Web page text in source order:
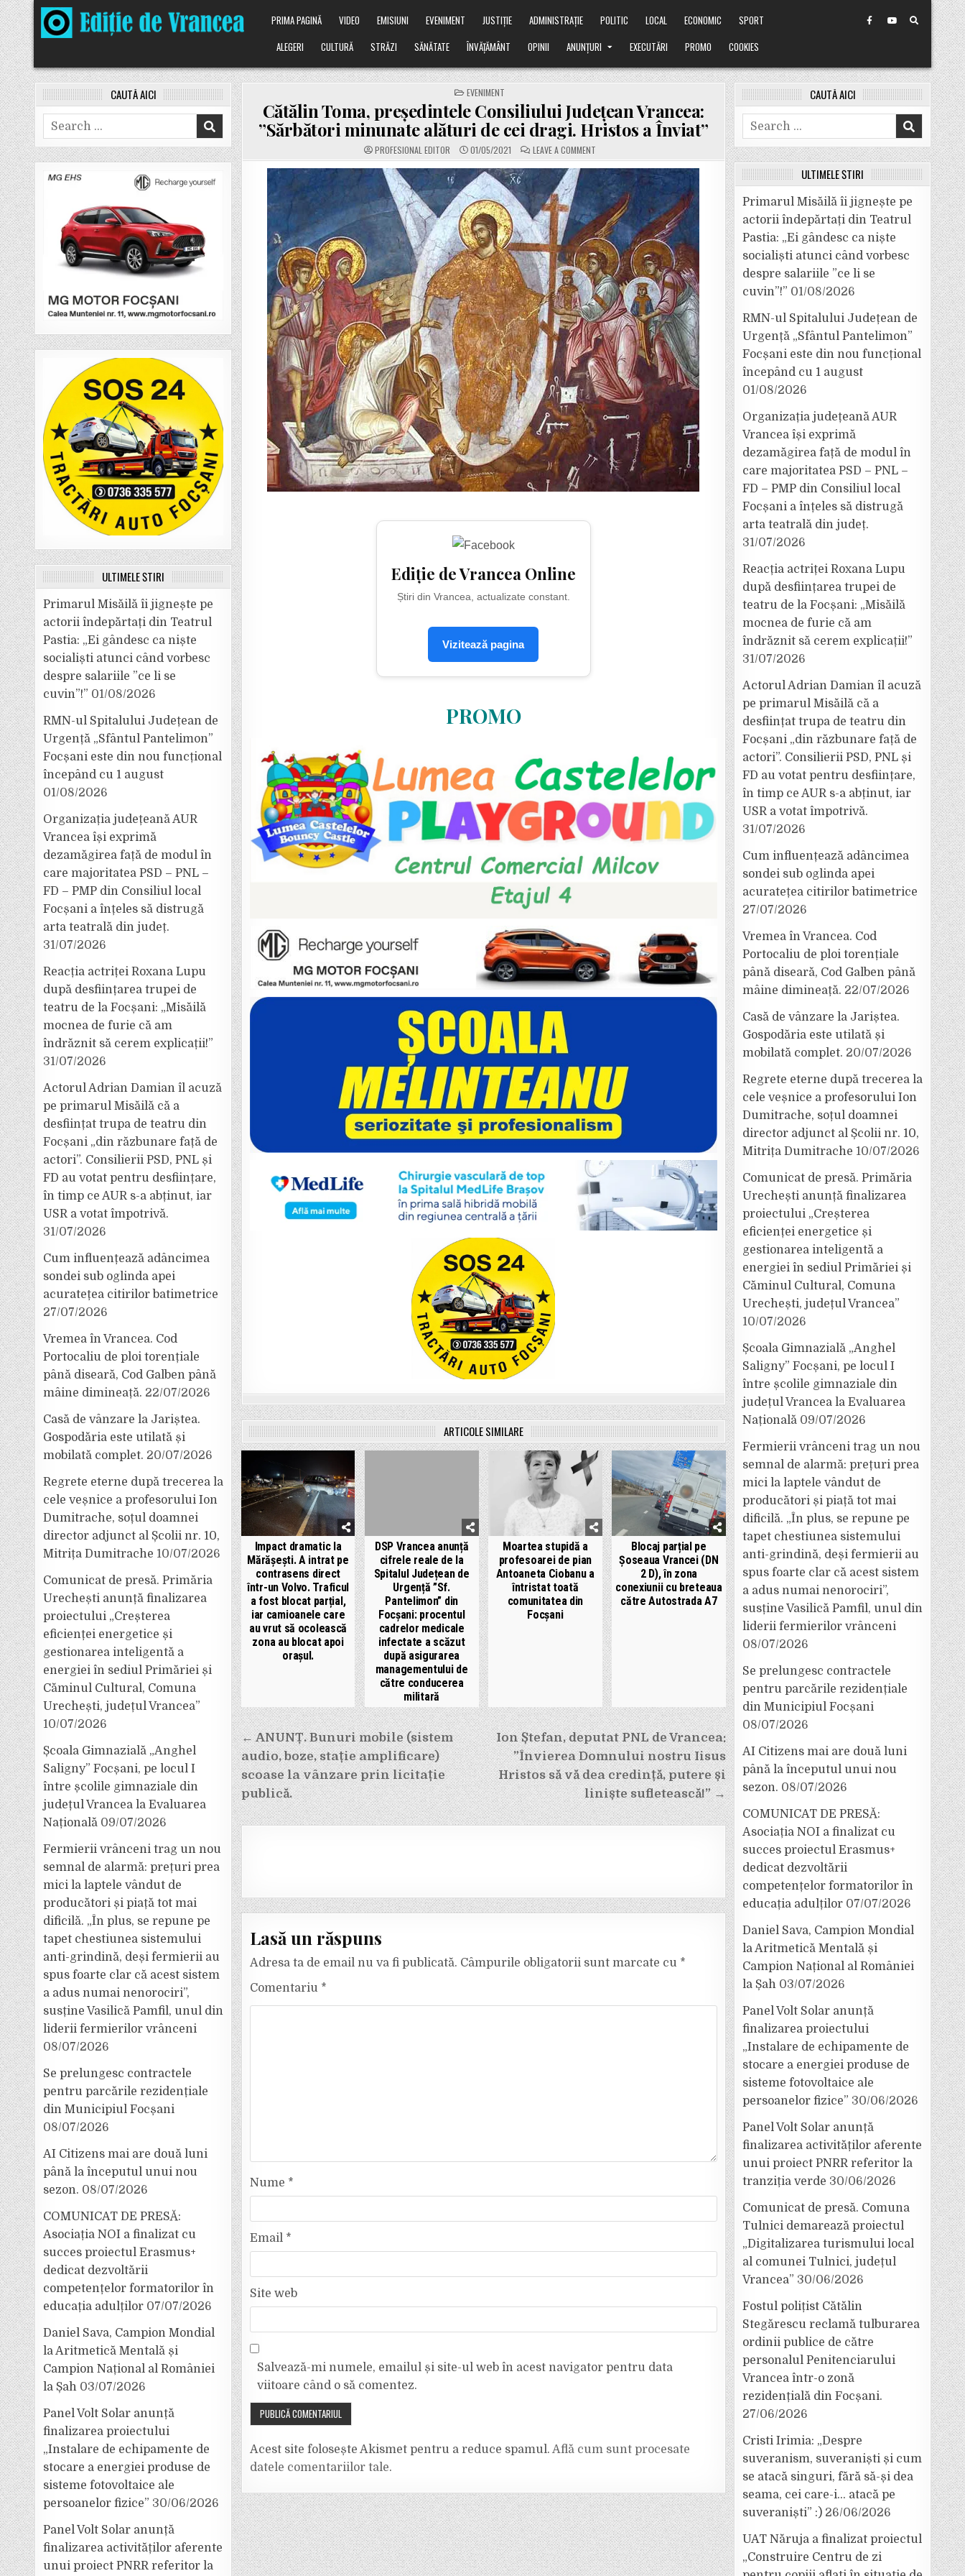
Skip
to
content
PRIMA PAGINĂ VIDEO EMISIUNI EVENIMENT JUSTIȚIE ADMINISTRAȚIE POLITIC LOCAL ECONOMIC
SPORT
ALEGERI
CULTURĂ STRĂZI SĂNĂTATE ÎNVĂȚĂMÂNT OPINII ANUNȚURI EXECUTĂRI PROMO COOKIES
POSTED
IN
EVENIMENT
Cătălin Toma, președintele Consiliului Județean Vrancea:
”Sărbători minunate alături de cei dragi. Hristos a Înviat”
PROFESIONAL EDITOR 01/05/2021 LEAVE A COMMENTON
CĂTĂLIN
TOMA,
PREȘEDINTELE
CONSILIULUI
JUDEȚEAN
VRANCEA:
”SĂRBĂTORI
MINUNATE
ALĂTURI
DE
CEI
DRAGI.
HRISTOS
A
ÎNVIAT”
Ediție de Vrancea Online
Știri din Vrancea, actualizate constant.
Vizitează pagina
PROMO
ARTICOLE SIMILARE
Impact dramatic la
Mărășești. A intrat pe
contrasens direct
într-un Volvo. Traficul
a fost blocat parțial,
iar camioanele care
au vrut să ocolească
zona au blocat apoi
orașul.
DSP Vrancea anunță
cifrele reale de la
Spitalul Județean de
Urgență ”Sf.
Pantelimon” din
Focșani: procentul
cadrelor medicale
infectate a scăzut
după asigurarea
managementului de
către conducerea
militară
Moartea stupidă a
profesoarei de pian
Antoaneta Ciobanu a
întristat toată
comunitatea din
Focșani
Blocaj parțial pe
Șoseaua Vrancei (DN
2 D), în zona
conexiunii cu breteaua
către Autostrada A7
Navigare
în
articole
Ion Ștefan, deputat PNL de Vrancea:
”Învierea Domnului nostru Iisus
Hristos să vă dea credință, putere și
liniște sufletească!” →
← ANUNȚ. Bunuri mobile (sistem
audio, boze, stație amplificare)
scoase la vânzare prin licitație
publică.
Lasă un răspuns
Adresa ta de email nu va fi publicată. Câmpurile obligatorii sunt marcate cu *
Comentariu *
Nume *
Email *
Site web
Salvează-mi numele, emailul și site-ul web în acest navigator pentru data
viitoare când o să comentez.
Acest site folosește Akismet pentru a reduce spamul. Află cum sunt procesate
datele comentariilor tale.
CAUTĂ AICI
Search
for:
ULTIMELE ȘTIRI
Primarul Misăilă îi jignește pe
actorii îndepărtați din Teatrul
Pastia: „Ei gândesc ca niște
socialiști atunci când vorbesc
despre salariile ”ce li se
cuvin”!” 01/08/2026
RMN-ul Spitalului Județean de
Urgență „Sfântul Pantelimon”
Focșani este din nou funcțional
începând cu 1 august
01/08/2026
Organizația județeană AUR
Vrancea își exprimă
dezamăgirea față de modul în
care majoritatea PSD – PNL –
FD – PMP din Consiliul local
Focșani a înțeles să distrugă
arta teatrală din județ.
31/07/2026
Reacția actriței Roxana Lupu
după desființarea trupei de
teatru de la Focșani: „Misăilă
mocnea de furie că am
îndrăznit să cerem explicații!”
31/07/2026
Actorul Adrian Damian îl acuză
pe primarul Misăilă că a
desființat trupa de teatru din
Focșani „din răzbunare față de
actori”. Consilierii PSD, PNL și
FD au votat pentru desființare,
în timp ce AUR s-a abținut, iar
USR a votat împotrivă.
31/07/2026
Cum influențează adâncimea
sondei sub oglinda apei
acuratețea citirilor batimetrice
27/07/2026
Vremea în Vrancea. Cod
Portocaliu de ploi torențiale
până diseară, Cod Galben până
mâine dimineață. 22/07/2026
Casă de vânzare la Jariștea.
Gospodăria este utilată și
mobilată complet. 20/07/2026
Regrete eterne după trecerea la
cele veșnice a profesorului Ion
Dumitrache, soțul doamnei
director adjunct al Școlii nr. 10,
Mitrița Dumitrache 10/07/2026
Comunicat de presă. Primăria
Urechești anunță finalizarea
proiectului „Creșterea
eficienței energetice și
gestionarea inteligentă a
energiei în sediul Primăriei și
Căminul Cultural, Comuna
Urechești, județul Vrancea”
10/07/2026
Școala Gimnazială „Anghel
Saligny” Focșani, pe locul I
între școlile gimnaziale din
județul Vrancea la Evaluarea
Națională 09/07/2026
Fermierii vrânceni trag un nou
semnal de alarmă: prețuri prea
mici la laptele vândut de
producători și piață tot mai
dificilă. „În plus, se repune pe
tapet chestiunea sistemului
anti-grindină, deși fermierii au
spus foarte clar că acest sistem
a adus numai nenorociri”,
susține Vasilică Pamfil, unul din
liderii fermierilor vrânceni
08/07/2026
Se prelungesc contractele
pentru parcările rezidențiale
din Municipiul Focșani
08/07/2026
AI Citizens mai are două luni
până la începutul unui nou
sezon. 08/07/2026
COMUNICAT DE PRESĂ:
Asociația NOI a finalizat cu
succes proiectul Erasmus+
dedicat dezvoltării
competențelor formatorilor în
educația adulților 07/07/2026
Daniel Sava, Campion Mondial
la Aritmetică Mentală și
Campion Național al României
la Șah 03/07/2026
Panel Volt Solar anunță
finalizarea proiectului
„Instalare de echipamente de
stocare a energiei produse de
sisteme fotovoltaice ale
persoanelor fizice” 30/06/2026
Panel Volt Solar anunță
finalizarea activităților aferente
unui proiect PNRR referitor la
CAUTĂ AICI
Search
for:
ULTIMELE ȘTIRI
Primarul Misăilă îi jignește pe
actorii îndepărtați din Teatrul
Pastia: „Ei gândesc ca niște
socialiști atunci când vorbesc
despre salariile ”ce li se
cuvin”!” 01/08/2026
RMN-ul Spitalului Județean de
Urgență „Sfântul Pantelimon”
Focșani este din nou funcțional
începând cu 1 august
01/08/2026
Organizația județeană AUR
Vrancea își exprimă
dezamăgirea față de modul în
care majoritatea PSD – PNL –
FD – PMP din Consiliul local
Focșani a înțeles să distrugă
arta teatrală din județ.
31/07/2026
Reacția actriței Roxana Lupu
după desființarea trupei de
teatru de la Focșani: „Misăilă
mocnea de furie că am
îndrăznit să cerem explicații!”
31/07/2026
Actorul Adrian Damian îl acuză
pe primarul Misăilă că a
desființat trupa de teatru din
Focșani „din răzbunare față de
actori”. Consilierii PSD, PNL și
FD au votat pentru desființare,
în timp ce AUR s-a abținut, iar
USR a votat împotrivă.
31/07/2026
Cum influențează adâncimea
sondei sub oglinda apei
acuratețea citirilor batimetrice
27/07/2026
Vremea în Vrancea. Cod
Portocaliu de ploi torențiale
până diseară, Cod Galben până
mâine dimineață. 22/07/2026
Casă de vânzare la Jariștea.
Gospodăria este utilată și
mobilată complet. 20/07/2026
Regrete eterne după trecerea la
cele veșnice a profesorului Ion
Dumitrache, soțul doamnei
director adjunct al Școlii nr. 10,
Mitrița Dumitrache 10/07/2026
Comunicat de presă. Primăria
Urechești anunță finalizarea
proiectului „Creșterea
eficienței energetice și
gestionarea inteligentă a
energiei în sediul Primăriei și
Căminul Cultural, Comuna
Urechești, județul Vrancea”
10/07/2026
Școala Gimnazială „Anghel
Saligny” Focșani, pe locul I
între școlile gimnaziale din
județul Vrancea la Evaluarea
Națională 09/07/2026
Fermierii vrânceni trag un nou
semnal de alarmă: prețuri prea
mici la laptele vândut de
producători și piață tot mai
dificilă. „În plus, se repune pe
tapet chestiunea sistemului
anti-grindină, deși fermierii au
spus foarte clar că acest sistem
a adus numai nenorociri”,
susține Vasilică Pamfil, unul din
liderii fermierilor vrânceni
08/07/2026
Se prelungesc contractele
pentru parcările rezidențiale
din Municipiul Focșani
08/07/2026
AI Citizens mai are două luni
până la începutul unui nou
sezon. 08/07/2026
COMUNICAT DE PRESĂ:
Asociația NOI a finalizat cu
succes proiectul Erasmus+
dedicat dezvoltării
competențelor formatorilor în
educația adulților 07/07/2026
Daniel Sava, Campion Mondial
la Aritmetică Mentală și
Campion Național al României
la Șah 03/07/2026
Panel Volt Solar anunță
finalizarea proiectului
„Instalare de echipamente de
stocare a energiei produse de
sisteme fotovoltaice ale
persoanelor fizice” 30/06/2026
Panel Volt Solar anunță
finalizarea activităților aferente
unui proiect PNRR referitor la
tranziția verde 30/06/2026
Comunicat de presă. Comuna
Tulnici demarează proiectul
„Digitalizarea turismului local
al comunei Tulnici, județul
Vrancea” 30/06/2026
Fostul polițist Cătălin
Stegărescu reclamă tulburarea
ordinii publice de către
personalul Penitenciarului
Vrancea într-o zonă
rezidențială din Focșani.
27/06/2026
Cristi Irimia: „Despre
suveranism, suveraniști și cum
se atacă singuri, fără să-și dea
seama, cei care-i… atacă pe
suveraniști” :) 26/06/2026
UAT Năruja a finalizat proiectul
„Construire Centru de zi